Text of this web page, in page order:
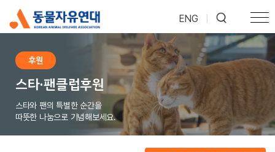
ENG
후원
스타·팬클럽후원
스타와 팬의 특별한 순간을
따뜻한 나눔으로 기념해보세요.